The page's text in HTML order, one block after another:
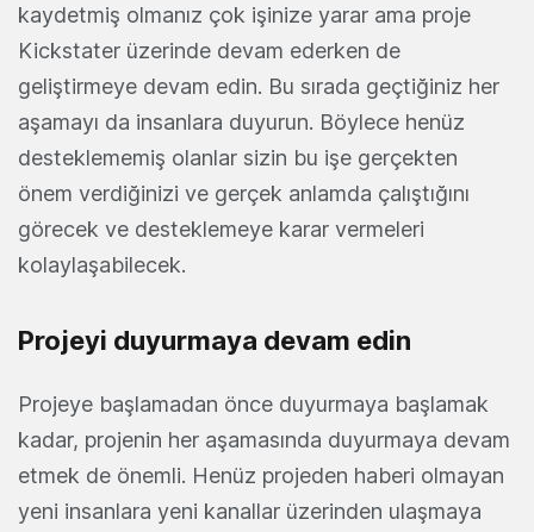
kaydetmiş olmanız çok işinize yarar ama proje
Kickstater üzerinde devam ederken de
geliştirmeye devam edin. Bu sırada geçtiğiniz her
aşamayı da insanlara duyurun. Böylece henüz
desteklememiş olanlar sizin bu işe gerçekten
önem verdiğinizi ve gerçek anlamda çalıştığını
görecek ve desteklemeye karar vermeleri
kolaylaşabilecek.
Projeyi duyurmaya devam edin
Projeye başlamadan önce duyurmaya başlamak
kadar, projenin her aşamasında duyurmaya devam
etmek de önemli. Henüz projeden haberi olmayan
yeni insanlara yeni kanallar üzerinden ulaşmaya